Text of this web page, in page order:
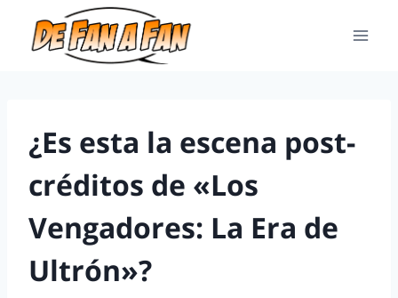
¿Es esta la escena post-
créditos de «Los
Vengadores: La Era de
Ultrón»?